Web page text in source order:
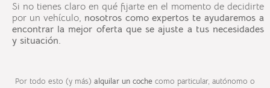
Si no tienes claro en qué fijarte en el momento de decidirte
por un vehículo, nosotros como expertos te ayudaremos a
encontrar la mejor oferta que se ajuste a tus necesidades
y situación.
Por todo esto (y más) alquilar un coche como particular, autónomo o